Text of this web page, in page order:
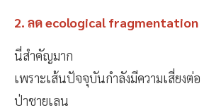
2. ลด ecological fragmentation
นี่สำคัญมาก
เพราะเส้นปัจจุบันกำลังมีความเสี่ยงต่อ
ป่าชายเลน